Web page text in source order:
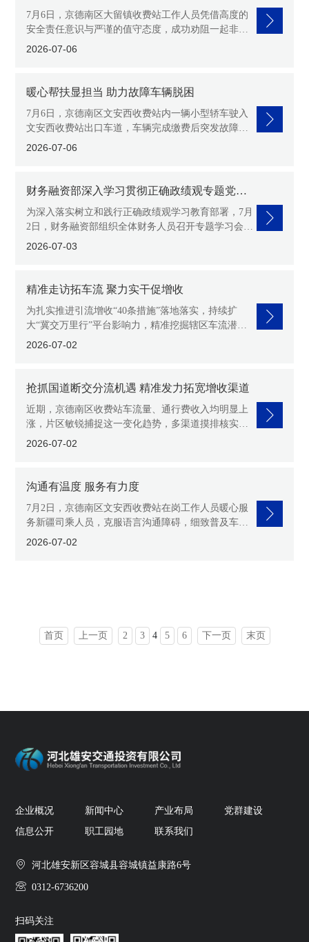
7月6日，京德南区大留镇收费站工作人员凭借高度的
安全责任意识与严谨的值守态度，成功劝阻一起非机
动车违规驶入高速公路的危险行为，及时消除道路安
2026-07-06
暖心帮扶显担当 助力故障车辆脱困
7月6日，京德南区文安西收费站内一辆小型轿车驶入
文安西收费站出口车道，车辆完成缴费后突发故障熄
火，无法再次启动，车辆停滞收费车道内。车主多次
2026-07-06
财务融资部深入学习贯彻正确政绩观专题党课
精神
为深入落实树立和践行正确政绩观学习教育部署，7月
2日，财务融资部组织全体财务人员召开专题学习会，
集中传达学习集团党委书记、董事长齐树平“七一”专
2026-07-03
精准走访拓车流 聚力实干促增收
为扎实推进引流增收“40条措施”落地落实，持续扩
大“冀交万里行”平台影响力，精准挖掘辖区车流潜
力，7月2日，京德南区联合高速事业管理中心机电维
2026-07-02
抢抓国道断交分流机遇 精准发力拓宽增收渠道
近期，京德南区收费站车流量、通行费收入均明显上
涨，片区敏锐捕捉这一变化趋势，多渠道摸排核实车
流增量成因，7月2日，京德南区负责人带队前往中亭
2026-07-02
沟通有温度 服务有力度
7月2日，京德南区文安西收费站在岗工作人员暖心服
务新疆司乘人员，克服语言沟通障碍，细致普及车辆
超限通行相关政策，协助排查并成功激活ETC设备，
2026-07-02
首页 上一页 2 3 4 5 6 下一页 末页
企业概况 新闻中心 产业布局
党群建设
信息公开
职工园地 联系我们
河北雄安新区容城县容城镇益康路6号
0312-6736200
扫码关注